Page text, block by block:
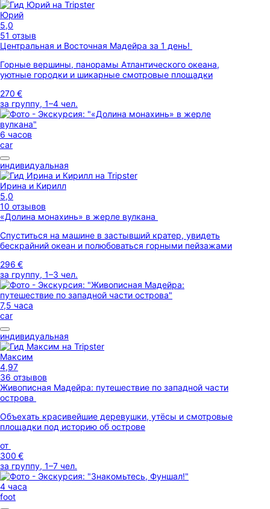
Юрий
5,0
51 отзыв
Центральная и Восточная Мадейра за 1 день!
Горные вершины, панорамы Атлантического океана,
уютные городки и шикарные смотровые площадки
270 €
за группу, 1–4 чел.
6 часов
car
индивидуальная
Ирина и Кирилл
5,0
10 отзывов
«Долина монахинь» в жерле вулкана
Спуститься на машине в застывший кратер, увидеть
бескрайний океан и полюбоваться горными пейзажами
296 €
за группу, 1–3 чел.
7,5 часа
car
индивидуальная
Максим
4,97
36 отзывов
Живописная Мадейра: путешествие по западной части
острова
Объехать красивейшие деревушки, утёсы и смотровые
площадки под историю об острове
от
300 €
за группу, 1–7 чел.
4 часа
foot